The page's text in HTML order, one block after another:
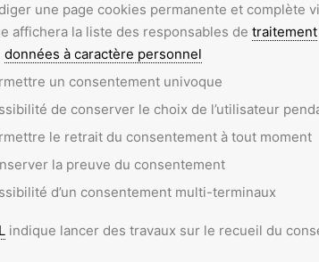
une page cookies permanente et complète
affichera la liste des responsables de traitement
données à caractère personnel
un consentement univoque
de conserver le choix de l’utilisateur
le retrait du consentement à tout moment
la preuve du consentement
d’un consentement multi-terminaux
indique lancer des travaux sur le recueil du